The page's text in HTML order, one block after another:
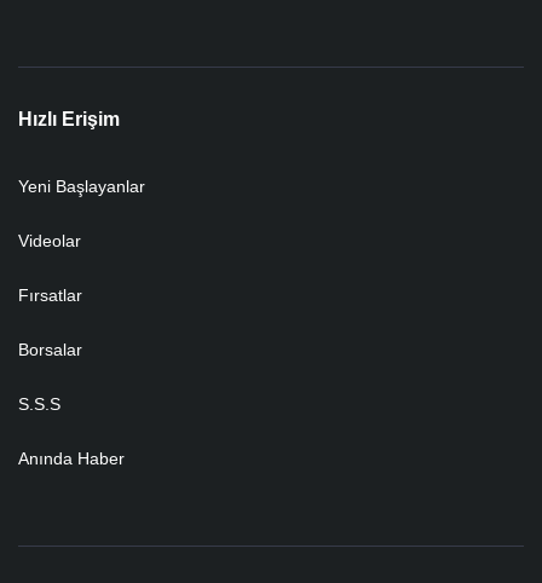
Hızlı Erişim
Yeni Başlayanlar
Videolar
Fırsatlar
Borsalar
S.S.S
Anında Haber